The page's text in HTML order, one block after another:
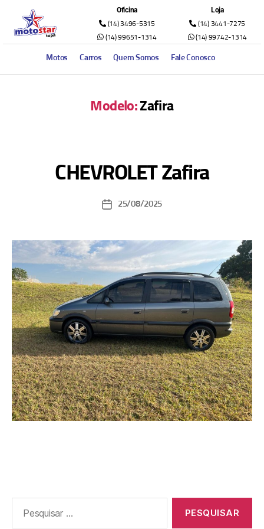
Oficina
(14) 3496-5315
(14) 99651-1314
Loja
(14) 3441-7275
(14) 99742-1314
Motos Carros Quem Somos Fale Conosco
Modelo: Zafira
CHEVROLET Zafira
25/08/2025